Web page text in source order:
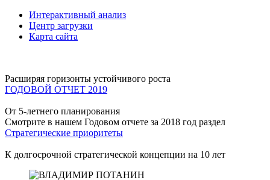
Интерактивный анализ
Центр загрузки
Карта сайта
Расширяя горизонты устойчивого роста
ГОДОВОЙ ОТЧЕТ 2019
От 5-летнего планирования
Смотрите в нашем Годовом отчете за 2018 год раздел
Стратегические приоритеты
К долгосрочной стратегической концепции на 10 лет